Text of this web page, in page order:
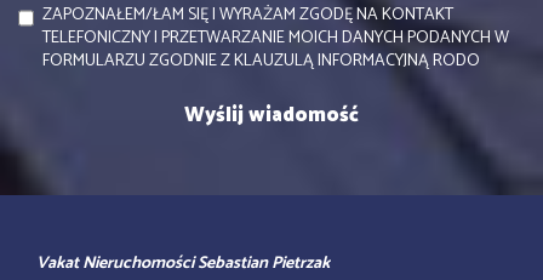
ZAPOZNAŁEM/ŁAM SIĘ I WYRAŻAM ZGODĘ NA KONTAKT
TELEFONICZNY I PRZETWARZANIE MOICH DANYCH PODANYCH W
FORMULARZU ZGODNIE Z KLAUZULĄ INFORMACYJNĄ RODO
Vakat Nieruchomości Sebastian Pietrzak